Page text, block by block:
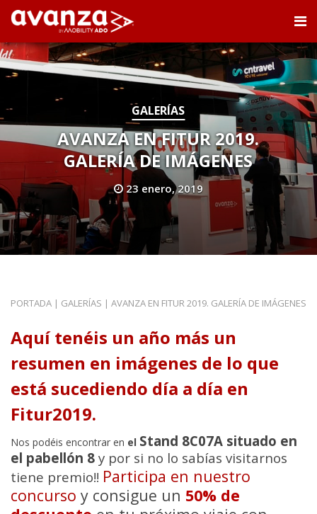
GALERÍAS
AVANZA EN FITUR 2019.
GALERÍA DE IMÁGENES
23 enero, 2019
PORTADA | GALERÍAS | AVANZA EN FITUR 2019. GALERÍA DE IMÁGENES
Aquí tenéis un año más un
resumen en imágenes de lo que
está sucediendo día a día en
Fitur2019.
Nos podéis encontrar en el Stand 8C07A situado en
el pabellón 8 y por si no lo sabías visitarnos
tiene premio!! Participa en nuestro
concurso y consigue un 50% de